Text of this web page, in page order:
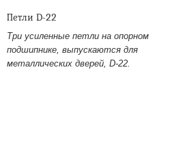
Петли D-22
Три усиленные петли на опорном
подшипнике, выпускаются для
металлических дверей, D-22.